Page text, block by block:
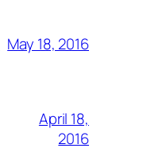
May 18, 2016
April 18,
2016